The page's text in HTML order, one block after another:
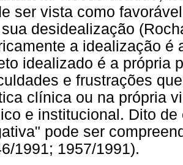
ser vista como
desidealização
a idealização é
idealizado é a própria
e frustrações
clínica ou na própria
e institucional. Dito
pode ser
1991; 1957/1991).